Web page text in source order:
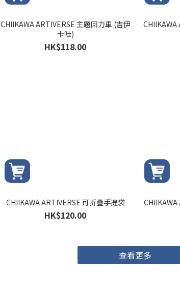
CHIIKAWA ARTIVERSE 主題回力車 (吉伊
卡哇)
HK$118.00
CHIIKAWA
CHIIKAWA ARTIVERSE 可折疊手提袋
HK$120.00
查看更多